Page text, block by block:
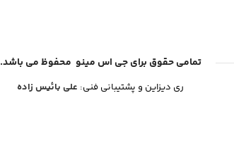
تمامی حقوق برای جی اس مینو محفوظ می باشد.
ری دیزاین و پشتیبانی فنی: علی بائیس زاده